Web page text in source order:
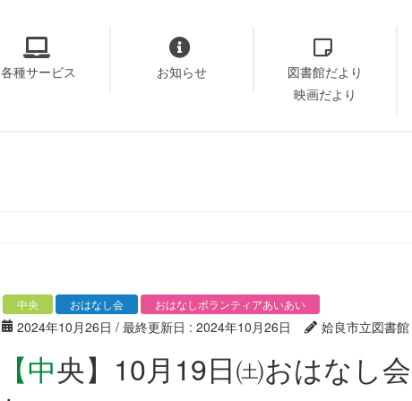
各種サービス お知らせ
図書館だより
映画だより
中央 おはなし会 おはなしボランティアあいあい
2024年10月26日 / 最終更新日 : 2024年10月26日 姶良市立図書館
【中央】10月19日㈯おはなし会が開催されまし